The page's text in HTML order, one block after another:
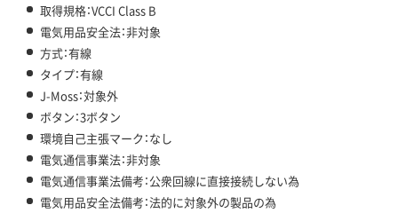
取得規格：VCCI Class B
電気用品安全法：非対象
方式：有線
タイプ：有線
J-Moss：対象外
ボタン：3ボタン
環境自己主張マーク：なし
電気通信事業法：非対象
電気通信事業法備考：公衆回線に直接接続しない為
電気用品安全法備考：法的に対象外の製品の為